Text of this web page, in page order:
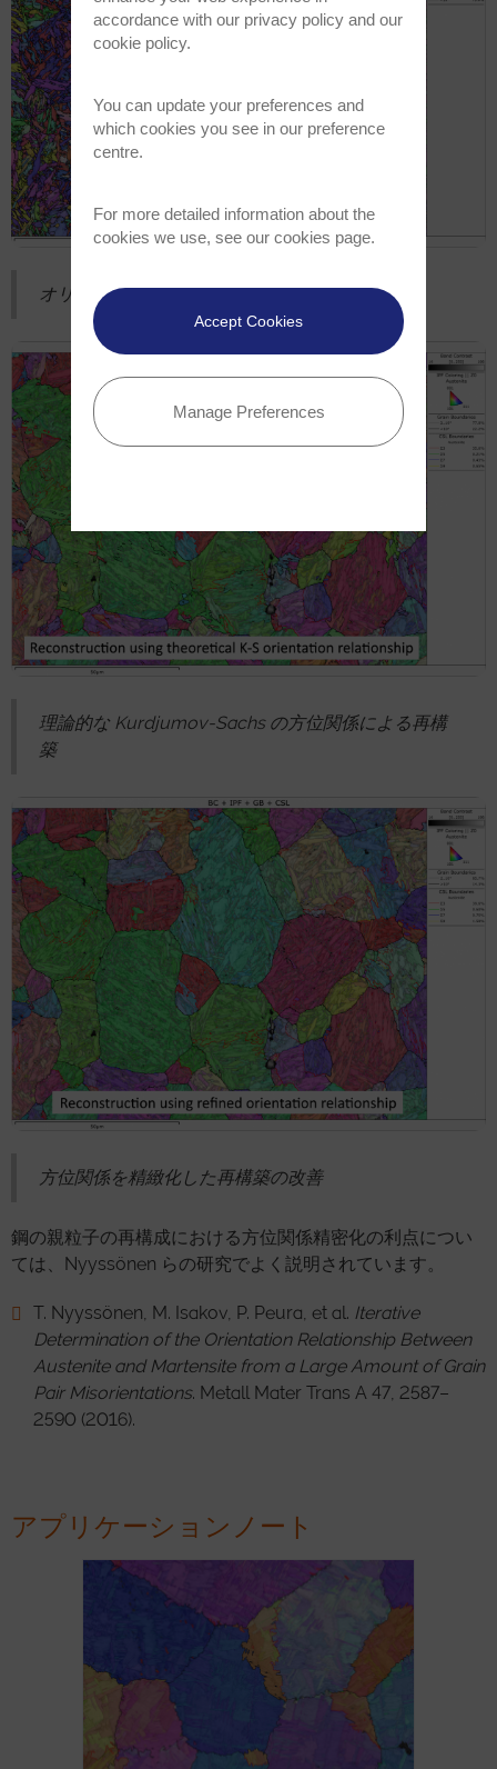
オリジナルのマルテンサイト微細構造
理論的な Kurdjumov-Sachs の方位関係による再構
築
方位関係を精緻化した再構築の改善
鋼の親粒子の再構成における方位関係精密化の利点につい
ては、Nyyssönen らの研究でよく説明されています。
T. Nyyssönen, M. Isakov, P. Peura, et al. Iterative
Determination of the Orientation Relationship Between
Austenite and Martensite from a Large Amount of Grain
Pair Misorientations. Metall Mater Trans A 47, 2587–
2590 (2016).
アプリケーションノート
accordance with our privacy policy and our
cookie policy.
You can update your preferences and
which cookies you see in our preference
centre.
For more detailed information about the
cookies we use, see our cookies page.
Accept Cookies
Manage Preferences